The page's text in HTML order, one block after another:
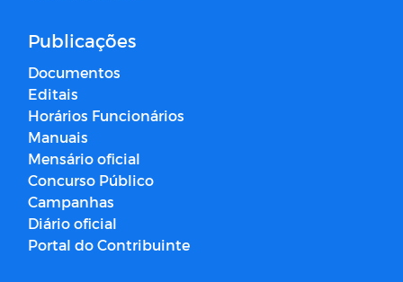
Publicações
Documentos
Editais
Horários Funcionários
Manuais
Mensário oficial
Concurso Público
Campanhas
Diário oficial
Portal do Contribuinte